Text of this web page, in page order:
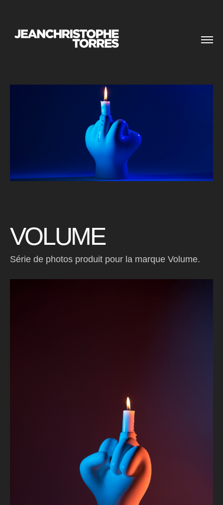
VOLUME
Série de photos produit pour la marque Volume.